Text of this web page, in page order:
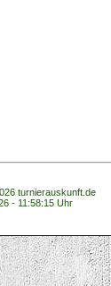
turnierauskunft.de
- 11:58:15 Uhr